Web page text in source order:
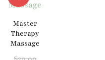
Master
Therapy
Massage